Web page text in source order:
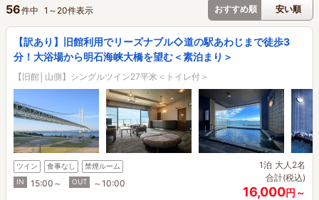
おすすめ順
安い順
56件中 1 ～ 20件表示
【訳あり】旧館利用でリーズナブル◇道の駅あわじまで徒歩3
分！大浴場から明石海峡大橋を望む＜素泊まり＞
【旧館│山側】シングルツイン27平米＜トイレ付＞
ツイン 食事なし
禁煙ルーム
IN
15:00～ OUT ～10:00
1泊 大人2名
合計(税込)
16,000円～